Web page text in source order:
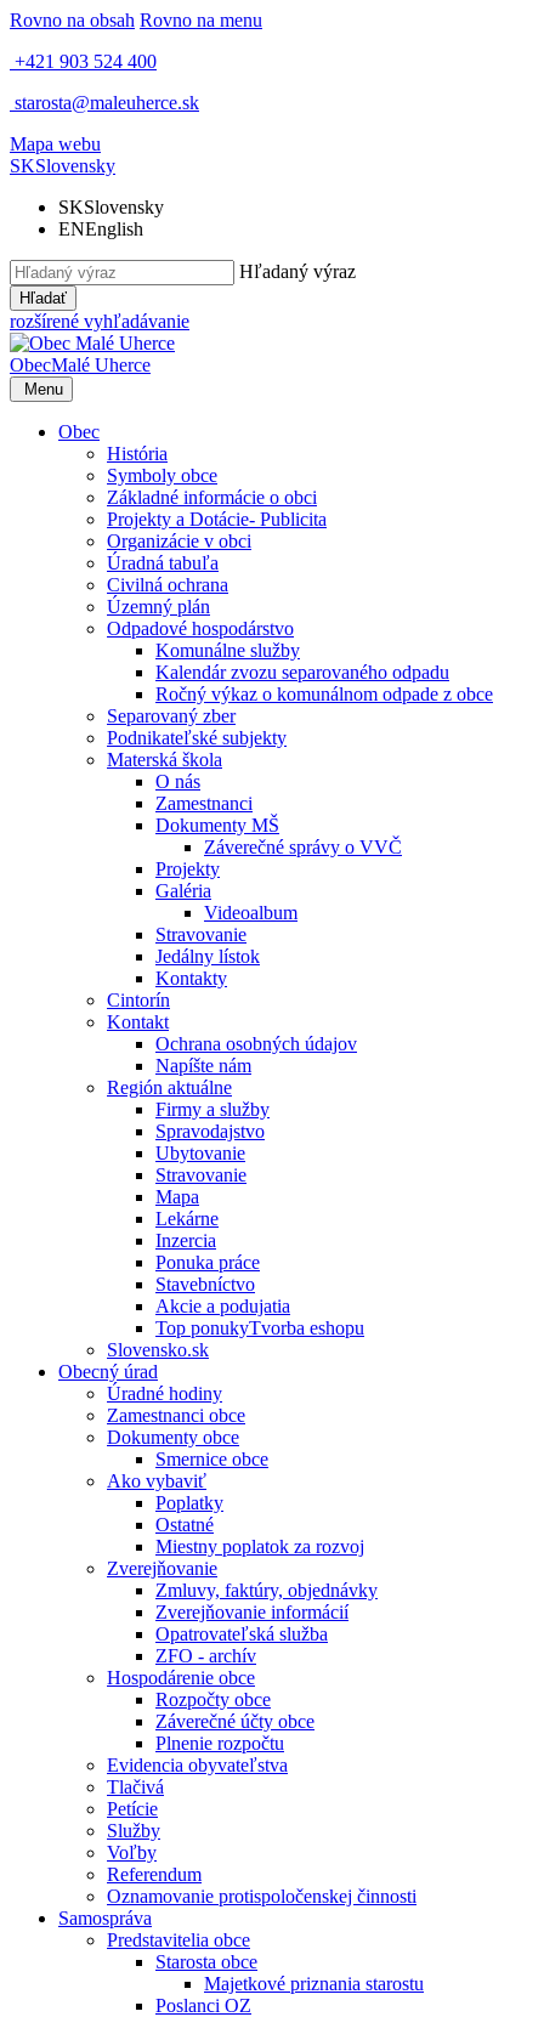
Rovno na obsah Rovno na menu
+421 903 524 400
starosta@maleuherce.sk
Mapa webu
SKSlovensky
SKSlovensky
ENEnglish
Hľadaný výraz
Hľadať
rozšírené vyhľadávanie
ObecMalé Uherce
Menu
Obec
História
Symboly obce
Základné informácie o obci
Projekty a Dotácie- Publicita
Organizácie v obci
Úradná tabuľa
Civilná ochrana
Územný plán
Odpadové hospodárstvo
Komunálne služby
Kalendár zvozu separovaného odpadu
Ročný výkaz o komunálnom odpade z obce
Separovaný zber
Podnikateľské subjekty
Materská škola
O nás
Zamestnanci
Dokumenty MŠ
Záverečné správy o VVČ
Projekty
Galéria
Videoalbum
Stravovanie
Jedálny lístok
Kontakty
Cintorín
Kontakt
Ochrana osobných údajov
Napíšte nám
Región aktuálne
Firmy a služby
Spravodajstvo
Ubytovanie
Stravovanie
Mapa
Lekárne
Inzercia
Ponuka práce
Stavebníctvo
Akcie a podujatia
Top ponukyTvorba eshopu
Slovensko.sk
Obecný úrad
Úradné hodiny
Zamestnanci obce
Dokumenty obce
Smernice obce
Ako vybaviť
Poplatky
Ostatné
Miestny poplatok za rozvoj
Zverejňovanie
Zmluvy, faktúry, objednávky
Zverejňovanie informácií
Opatrovateľská služba
ZFO - archív
Hospodárenie obce
Rozpočty obce
Záverečné účty obce
Plnenie rozpočtu
Evidencia obyvateľstva
Tlačivá
Petície
Služby
Voľby
Referendum
Oznamovanie protispoločenskej činnosti
Samospráva
Predstavitelia obce
Starosta obce
Majetkové priznania starostu
Poslanci OZ